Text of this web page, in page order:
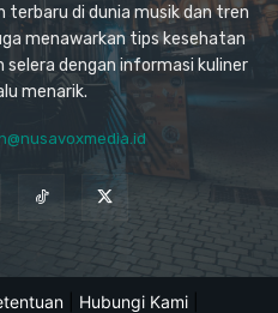
terbaru di dunia musik dan tren
menawarkan tips kesehatan
selera dengan informasi kuliner
menarik.
Hubungi Kami